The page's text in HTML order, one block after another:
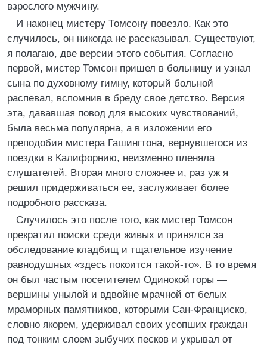
взрослого мужчину.
И наконец мистеру Томсону повезло. Как это
случилось, он никогда не рассказывал. Существуют,
я полагаю, две версии этого события. Согласно
первой, мистер Томсон пришел в больницу и узнал
сына по духовному гимну, который больной
распевал, вспомнив в бреду свое детство. Версия
эта, дававшая повод для высоких чувствований,
была весьма популярна, а в изложении его
преподобия мистера Гашингтона, вернувшегося из
поездки в Калифорнию, неизменно пленяла
слушателей. Вторая много сложнее и, раз уж я
решил придерживаться ее, заслуживает более
подробного рассказа.
Случилось это после того, как мистер Томсон
прекратил поиски среди живых и принялся за
обследование кладбищ и тщательное изучение
равнодушных «здесь покоится такой-то». В то время
он был частым посетителем Одинокой горы —
вершины унылой и вдвойне мрачной от белых
мраморных памятников, которыми Сан-Франциско,
словно якорем, удерживал своих усопших граждан
под тонким слоем зыбучих песков и укрывал от